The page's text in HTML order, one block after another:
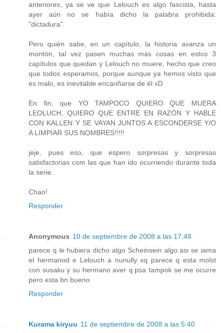
anteriores, ya se ve que Lelouch es algo fascista, hasta
ayer aún no se había dicho la palabra prohibida:
"dictadura".
Pero quién sabe, en un capítulo, la historia avanza un
montón, tal vez pasen muchas más cosas en estos 3
capítulos que quedan y Lelouch no muere, hecho que creo
que todos esperamos, porque aunque ya hemos visto que
es malo, es inevitable encariñarse de él xD
En fin, que YO TAMPOCO QUIERO QUE MUERA
LEOLUCH, QUIERO QUE ENTRE EN RAZÓN Y HABLE
CON KALLEN Y SE VAYAN JUNTOS A ESCONDERSE Y/O
A LIMPIAR SUS NOMBRES!!!!!
jeje, pues eso, que espero sorpresas y sorpresas
satisfactorias com las que han ido ocurriendo durante toda
la serie.
Chao!
Responder
Anonymous 10 de septiembre de 2008 a las 17:48
parece q le hubiera dicho algo Scheinsein algo asi se iama
el hermanod e Lelouch a nunully xq parece q esta molst
con susaku y su hermano aver q psa tampok se me ocurre
pero esta bn bueno
Responder
Kurama kiryuu 11 de septiembre de 2008 a las 5:40